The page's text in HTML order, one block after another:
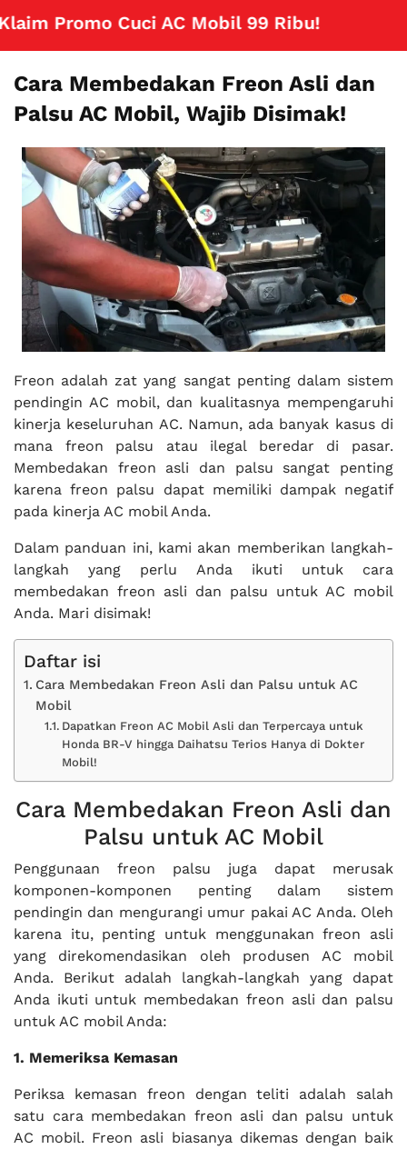
Promo Cuci AC Mobil 99 Ribu!Klik Disini
Cara Membedakan Freon Asli dan
Palsu AC Mobil, Wajib Disimak!
Freon adalah zat yang sangat penting dalam sistem
pendingin AC mobil, dan kualitasnya mempengaruhi
kinerja keseluruhan AC. Namun, ada banyak kasus di
mana freon palsu atau ilegal beredar di pasar.
Membedakan freon asli dan palsu sangat penting
karena freon palsu dapat memiliki dampak negatif
pada kinerja AC mobil Anda.
Dalam panduan ini, kami akan memberikan langkah-
langkah yang perlu Anda ikuti untuk cara
membedakan freon asli dan palsu untuk AC mobil
Anda. Mari disimak!
Daftar isi
Cara Membedakan Freon Asli dan Palsu untuk AC
Mobil
Dapatkan Freon AC Mobil Asli dan Terpercaya untuk
Honda BR-V hingga Daihatsu Terios Hanya di Dokter
Mobil!
Cara Membedakan Freon Asli dan
Palsu untuk AC Mobil
Penggunaan freon palsu juga dapat merusak
komponen-komponen penting dalam sistem
pendingin dan mengurangi umur pakai AC Anda. Oleh
karena itu, penting untuk menggunakan freon asli
yang direkomendasikan oleh produsen AC mobil
Anda. Berikut adalah langkah-langkah yang dapat
Anda ikuti untuk membedakan freon asli dan palsu
untuk AC mobil Anda:
1. Memeriksa Kemasan
Periksa kemasan freon dengan teliti adalah salah
satu cara membedakan freon asli dan palsu untuk
AC mobil. Freon asli biasanya dikemas dengan baik